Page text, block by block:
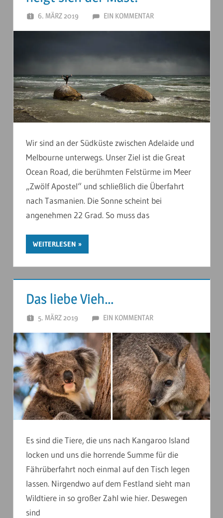
6. MÄRZ 2019 ANDERSTOUREN
EIN KOMMENTAR
Wir sind an der Südküste zwischen Adelaide und
Melbourne unterwegs. Unser Ziel ist die Great
Ocean Road, die berühmten Felstürme im Meer
„Zwölf Apostel“ und schließlich die Überfahrt
nach Tasmanien. Die Sonne scheint bei
angenehmen 22 Grad. So muss das
WEITERLESEN
Das liebe Vieh…
5. MÄRZ 2019 ANDERSTOUREN
EIN KOMMENTAR
Es sind die Tiere, die uns nach Kangaroo Island
locken und uns die horrende Summe für die
Fährüberfahrt noch einmal auf den Tisch legen
lassen. Nirgendwo auf dem Festland sieht man
Wildtiere in so großer Zahl wie hier. Deswegen
sind